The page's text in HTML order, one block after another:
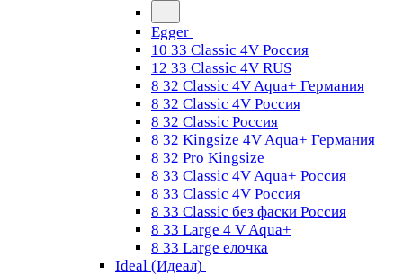
Egger
10 33 Classic 4V Россия
12 33 Classic 4V RUS
8 32 Classic 4V Aqua+ Германия
8 32 Classic 4V Россия
8 32 Classic Россия
8 32 Kingsize 4V Aqua+ Германия
8 32 Pro Kingsize
8 33 Classic 4V Aqua+ Россия
8 33 Classic 4V Россия
8 33 Classic без фаски Россия
8 33 Large 4 V Aqua+
8 33 Large елочка
Ideal (Идеал)